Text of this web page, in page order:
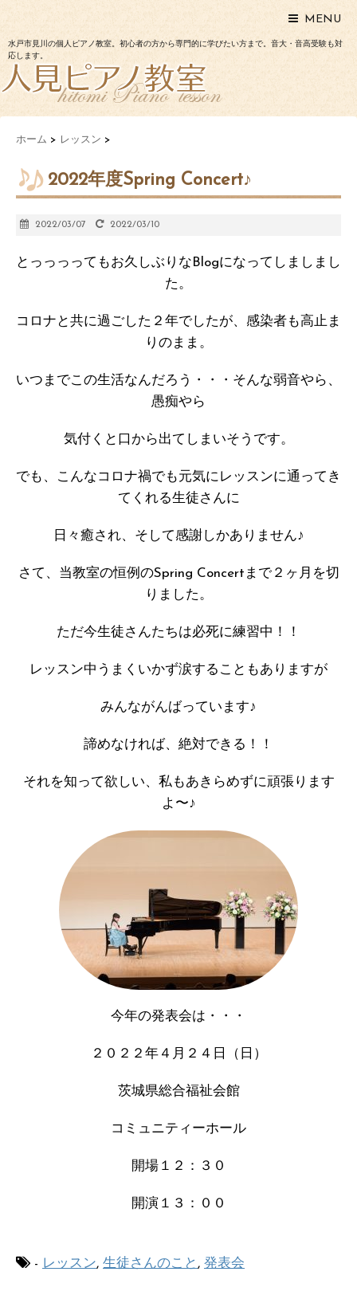
MENU
水戸市見川の個人ピアノ教室。初心者の方から専門的に学びたい方まで。音大・音高受験も対
応します。
ホーム > レッスン >
2022年度Spring Concert♪
2022/03/07 2022/03/10
とっっっってもお久しぶりなBlogになってしましまし
た。
コロナと共に過ごした２年でしたが、感染者も高止ま
りのまま。
いつまでこの生活なんだろう・・・そんな弱音やら、
愚痴やら
気付くと口から出てしまいそうです。
でも、こんなコロナ禍でも元気にレッスンに通ってき
てくれる生徒さんに
日々癒され、そして感謝しかありません♪
さて、当教室の恒例のSpring Concertまで２ヶ月を切
りました。
ただ今生徒さんたちは必死に練習中！！
レッスン中うまくいかず涙することもありますが
みんながんばっています♪
諦めなければ、絶対できる！！
それを知って欲しい、私もあきらめずに頑張ります
よ〜♪
今年の発表会は・・・
２０２２年４月２４日（日）
茨城県総合福祉会館
コミュニティーホール
開場１２：３０
開演１３：００
- レッスン, 生徒さんのこと , 発表会